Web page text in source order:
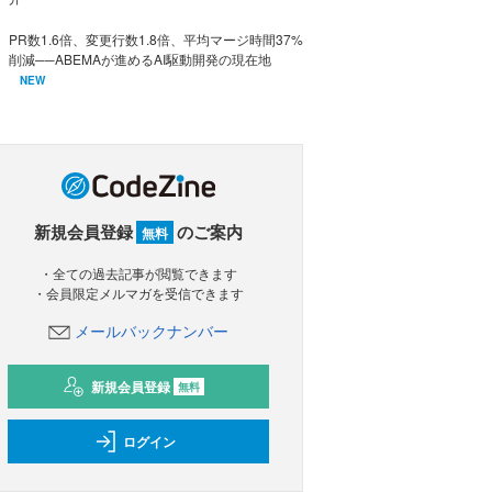
PR数1.6倍、変更行数1.8倍、平均マージ時間37%
削減──ABEMAが進めるAI駆動開発の現在地
NEW
新規会員登録 無料 のご案内
・全ての過去記事が閲覧できます
・会員限定メルマガを受信できます
メールバックナンバー
新規会員登録 無料
ログイン